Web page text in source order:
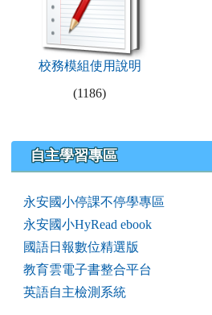
校務模組使用說明
(1186)
右邊區域內容
自主學習專區
永安國小停課不停學專區
永安國小HyRead ebook
國語日報數位精選版
教育雲電子書整合平台
英語自主檢測系統